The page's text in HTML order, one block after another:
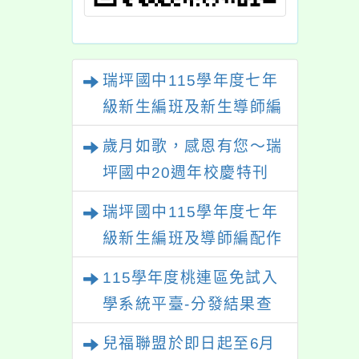
瑞坪國中115學年度七年
級新生編班及新生導師編
歲月如歌，感恩有您～瑞
坪國中20週年校慶特刊
瑞坪國中115學年度七年
級新生編班及導師編配作
業公告
115學年度桃連區免試入
學系統平臺-分發結果查
詢
兒福聯盟於即日起至6月